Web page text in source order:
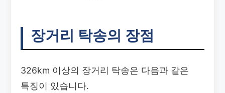
장거리 탁송의 장점
326km 이상의 장거리 탁송은 다음과 같은
특징이 있습니다.